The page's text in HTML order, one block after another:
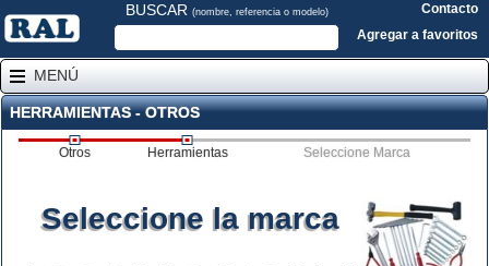
BUSCAR (nombre, referencia o modelo)
Contacto
Agregar a favoritos
MENÚ
HERRAMIENTAS - OTROS
Otros Herramientas Seleccione Marca
Seleccione la marca